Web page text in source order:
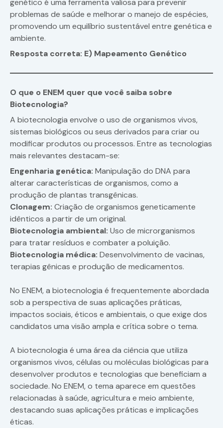
genético é uma ferramenta valiosa para prevenir
problemas de saúde e melhorar o manejo de espécies,
promovendo um equilíbrio sustentável entre genética e
ambiente.
Resposta correta: E) Mapeamento Genético
O que o ENEM quer que você saiba sobre
Biotecnologia?
A biotecnologia envolve o uso de organismos vivos,
sistemas biológicos ou seus derivados para criar ou
modificar produtos ou processos. Entre as tecnologias
mais relevantes destacam-se:
Engenharia genética: Manipulação do DNA para
alterar características de organismos, como a
produção de plantas transgênicas.
Clonagem: Criação de organismos geneticamente
idênticos a partir de um original.
Biotecnologia ambiental: Uso de microrganismos
para tratar resíduos e combater a poluição.
Biotecnologia médica: Desenvolvimento de vacinas,
terapias gênicas e produção de medicamentos.
No ENEM, a biotecnologia é frequentemente abordada
sob a perspectiva de suas aplicações práticas,
impactos sociais, éticos e ambientais, o que exige dos
candidatos uma visão ampla e crítica sobre o tema.
A biotecnologia é uma área da ciência que utiliza
organismos vivos, células ou moléculas biológicas para
desenvolver produtos e tecnologias que beneficiam a
sociedade. No ENEM, o tema aparece em questões
relacionadas à saúde, agricultura e meio ambiente,
destacando suas aplicações práticas e implicações
éticas.